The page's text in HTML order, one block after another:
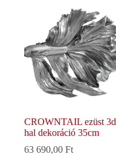
CROWNTAIL ezüst 3d
hal dekoráció 35cm
63 690,00 Ft